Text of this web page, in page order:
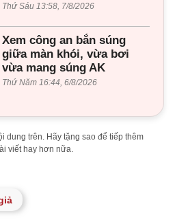
Thứ Sáu 13:58, 7/8/2026
Xem công an bắn súng
giữa màn khói, vừa bơi
vừa mang súng AK
Thứ Năm 16:44, 6/8/2026
dung trên. Hãy tặng sao để tiếp thêm
viết hay hơn nữa.